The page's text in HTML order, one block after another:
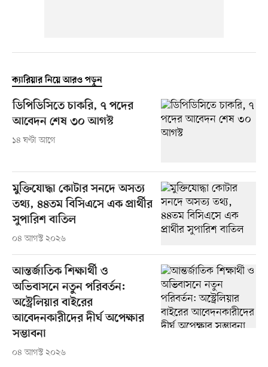
ক্যারিয়ার নিয়ে আরও পড়ুন
ডিপিডিসিতে চাকরি, ৭ পদের
আবেদন শেষ ৩০ আগস্ট
১৪ ঘণ্টা আগে
মুক্তিযোদ্ধা কোটার সনদে অসত্য
তথ্য, ৪৪তম বিসিএসে এক প্রার্থীর
সুপারিশ বাতিল
০৪ আগস্ট ২০২৬
আন্তর্জাতিক শিক্ষার্থী ও
অভিবাসনে নতুন পরিবর্তন:
অস্ট্রেলিয়ার বাইরের
আবেদনকারীদের দীর্ঘ অপেক্ষার
সম্ভাবনা
০৪ আগস্ট ২০২৬